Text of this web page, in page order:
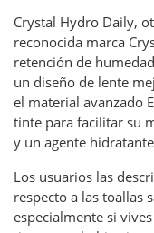
Crystal Hydro Daily,
reconocida marca
retención de
un diseño de lente
el material avanzado
tinte para facilitar su
y un agente
Los usuarios las
respecto a las toallas
especialmente si